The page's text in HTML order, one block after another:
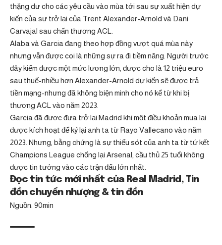
thặng dư cho các yêu cầu vào mùa tới sau sự xuất hiện dự
kiến ​​của sự trở lại của Trent Alexander-Arnold và Dani
Carvajal sau chấn thương ACL.
Alaba và Garcia đang theo hợp đồng vượt quá mùa này
nhưng vẫn được coi là những sự ra đi tiềm năng. Người trước
đây kiếm được một mức lương lớn, được cho là 12 triệu euro
sau thuế-nhiều hơn Alexander-Arnold dự kiến ​​sẽ được trả
tiền mạng-nhưng đã không biện minh cho nó kể từ khi bị
thương ACL vào năm 2023.
Garcia đã được đưa trở lại Madrid khi một điều khoản mua lại
được kích hoạt để ký lại anh ta từ Rayo Vallecano vào năm
2023. Nhưng, bằng chứng là sự thiếu sót của anh ta từ tứ kết
Champions League chống lại Arsenal, cầu thủ 25 tuổi không
được tin tưởng vào các trận đấu lớn nhất.
Đọc tin tức mới nhất của Real Madrid, Tin
đồn chuyển nhượng & tin đồn
Nguồn: 90min